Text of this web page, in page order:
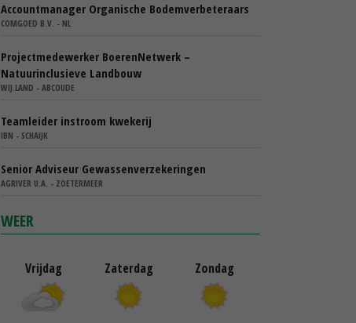
Accountmanager Organische Bodemverbeteraars
COMGOED B.V. - NL
Projectmedewerker BoerenNetwerk –
Natuurinclusieve Landbouw
WIJ.LAND - ABCOUDE
Teamleider instroom kwekerij
IBN - SCHAIJK
Senior Adviseur Gewassenverzekeringen
AGRIVER U.A. - ZOETERMEER
WEER
Vrijdag Zaterdag Zondag